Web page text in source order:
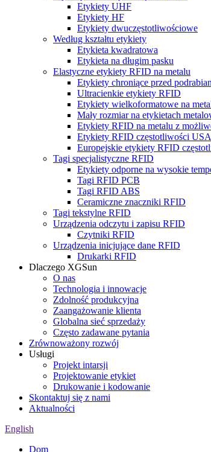
Etykiety UHF
Etykiety HF
Etykiety dwuczęstotliwościowe
Według kształtu etykiety
Etykieta kwadratowa
Etykieta na długim pasku
Elastyczne etykiety RFID na metalu
Etykiety chroniące przed
Ultracienkie etykiety RFID
Etykiety wielkoformatowe na
Mały rozmiar na etykietach
Etykiety RFID na metalu z
Etykiety RFID częstotliwości USA
Europejskie etykiety RFID
Tagi specjalistyczne RFID
Etykiety odporne na wysokie
Tagi RFID PCB
Tagi RFID ABS
Ceramiczne znaczniki RFID
Tagi tekstylne RFID
Urządzenia odczytu i zapisu RFID
Czytniki RFID
Urządzenia inicjujące dane RFID
Drukarki RFID
Dlaczego XGSun
O nas
Technologia i innowacje
Zdolność produkcyjna
Zaangażowanie klienta
Globalna sieć sprzedaży
Często zadawane pytania
Zrównoważony rozwój
Usługi
Projekt intarsji
Projektowanie etykiet
Drukowanie i kodowanie
Skontaktuj się z nami
Aktualności
English
Dom